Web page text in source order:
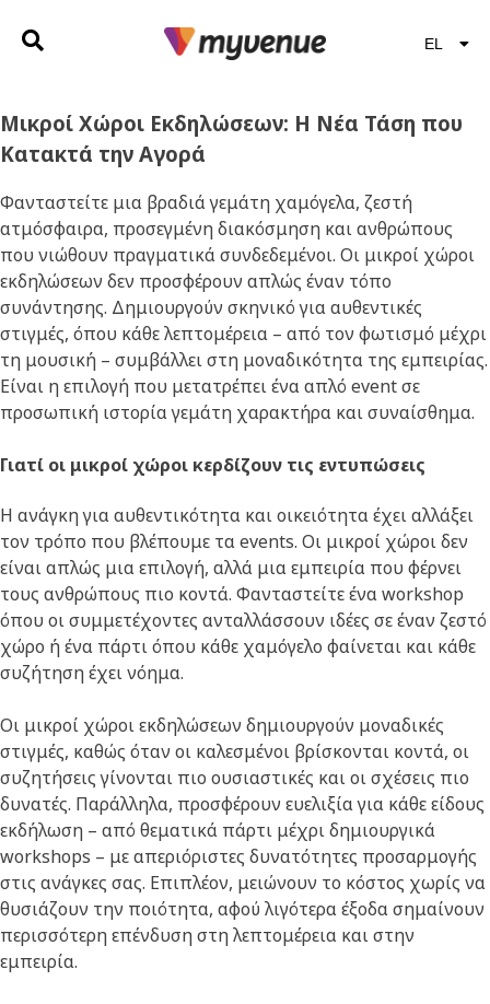
EL
EN
Μικροί Χώροι Εκδηλώσεων: Η Νέα Τάση που
Κατακτά την Αγορά
Φανταστείτε μια βραδιά γεμάτη χαμόγελα, ζεστή
ατμόσφαιρα, προσεγμένη διακόσμηση και ανθρώπους
που νιώθουν πραγματικά συνδεδεμένοι. Οι μικροί χώροι
εκδηλώσεων δεν προσφέρουν απλώς έναν τόπο
συνάντησης. Δημιουργούν σκηνικό για αυθεντικές
στιγμές, όπου κάθε λεπτομέρεια – από τον φωτισμό μέχρι
τη μουσική – συμβάλλει στη μοναδικότητα της εμπειρίας.
Είναι η επιλογή που μετατρέπει ένα απλό event σε
προσωπική ιστορία γεμάτη χαρακτήρα και συναίσθημα.
Γιατί οι μικροί χώροι κερδίζουν τις εντυπώσεις
Η ανάγκη για αυθεντικότητα και οικειότητα έχει αλλάξει
τον τρόπο που βλέπουμε τα events. Οι μικροί χώροι δεν
είναι απλώς μια επιλογή, αλλά μια εμπειρία που φέρνει
τους ανθρώπους πιο κοντά. Φανταστείτε ένα workshop
όπου οι συμμετέχοντες ανταλλάσσουν ιδέες σε έναν ζεστό
χώρο ή ένα πάρτι όπου κάθε χαμόγελο φαίνεται και κάθε
συζήτηση έχει νόημα.
Οι μικροί χώροι εκδηλώσεων δημιουργούν μοναδικές
στιγμές, καθώς όταν οι καλεσμένοι βρίσκονται κοντά, οι
συζητήσεις γίνονται πιο ουσιαστικές και οι σχέσεις πιο
δυνατές. Παράλληλα, προσφέρουν ευελιξία για κάθε είδους
εκδήλωση – από θεματικά πάρτι μέχρι δημιουργικά
workshops – με απεριόριστες δυνατότητες προσαρμογής
στις ανάγκες σας. Επιπλέον, μειώνουν το κόστος χωρίς να
θυσιάζουν την ποιότητα, αφού λιγότερα έξοδα σημαίνουν
περισσότερη επένδυση στη λεπτομέρεια και στην
εμπειρία.